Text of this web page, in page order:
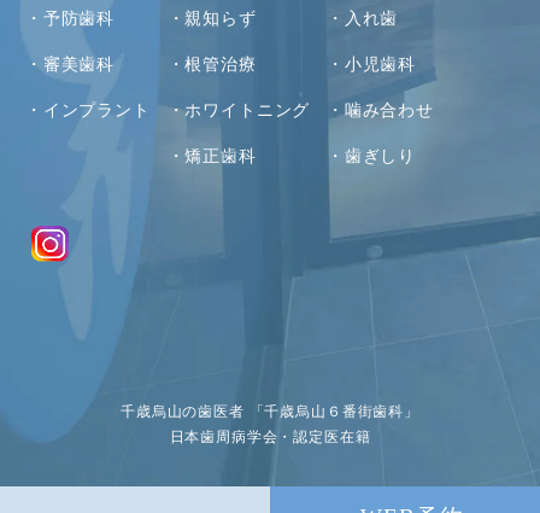
予防歯科
審美歯科
インプラント
親知らず
根管治療
ホワイトニング
矯正歯科
入れ歯
小児歯科
噛み合わせ
歯ぎしり
千歳烏山の歯医者 「千歳烏山６番街歯科」
日本歯周病学会・認定医在籍